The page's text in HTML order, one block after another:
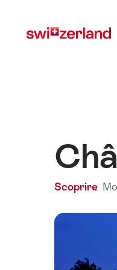
myswitzerland.com
Scoprire